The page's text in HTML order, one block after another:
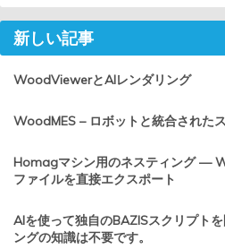
新しい記事
WoodViewerとAIレンダリング
WoodMES – ロボットと統合された
Homagマシン用のネスティング —
ファイルを直接エクスポート
AIを使って独自のBAZISスクリプト
ングの知識は不要です。